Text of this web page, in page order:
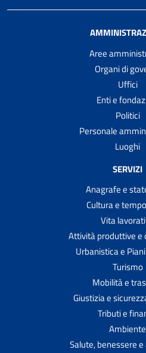
Aree
Organi di
Uffici
Enti e
Politici
Personale
Luoghi
SERVIZI
Anagrafe e
Cultura e
Vita
Attività produttive e
Urbanistica e
Turismo
Mobilità e
Giustizia e
Tributi e
Ambiente
Salute, benessere